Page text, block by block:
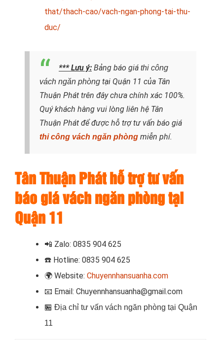
that/thach-cao/vach-ngan-phong-tai-thu-
duc/
*** Lưu ý: Bảng báo giá thi công
vách ngăn phòng tại Quận 11 của Tân
Thuận Phát trên đây chưa chính xác 100%.
Quý khách hàng vui lòng liên hệ Tân
Thuận Phát để được hỗ trợ tư vấn báo giá
thi công vách ngăn phòng miễn phí.
Tân Thuận Phát hỗ trợ tư vấn
báo giá vách ngăn phòng tại
Quận 11
📲 Zalo: 0835 904 625
☎️ Hotline: 0835 904 625
🌍 Website: Chuyennhansuanha.com
📧 Email: Chuyennhansuanha@gmail.com
🏪 Địa chỉ tư vấn vách ngăn phòng tại Quận
11